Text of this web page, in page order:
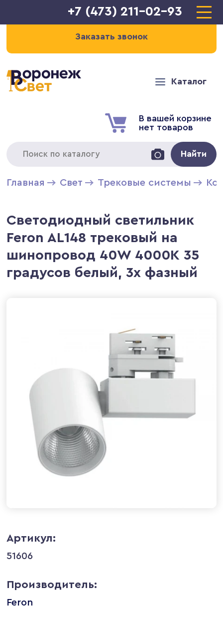
+7 (473) 211-02-93
Заказать звонок
Каталог
В вашей корзине
нет товаров
Найти
Главная Свет Трековые системы
Светодиодный светильник
Feron AL148 трековый на
шинопровод 40W 4000K 35
градусов белый, 3х фазный
Артикул:
51606
Производитель:
Feron